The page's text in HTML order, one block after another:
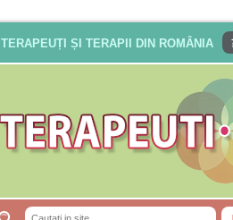
TERAPEUȚI ȘI TERAPII DIN ROMÂNIA